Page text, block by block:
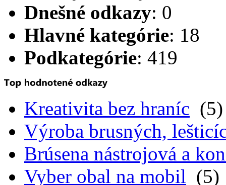
Dnešné odkazy: 0
Hlavné kategórie: 18
Podkategórie: 419
Kreativita bez hraníc (5)
Výroba brusných,
Brúsena nástrojová a
Vyber obal na mobil (5)